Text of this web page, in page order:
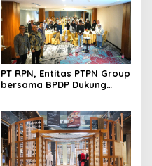
DIY
PT RPN, Entitas PTPN Group
bersama BPDP Dukung
Sehat Berbasis Minyak
Sawit